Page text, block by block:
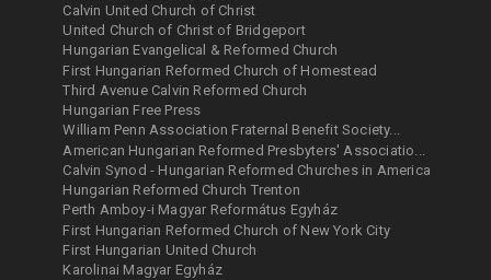
Calvin United Church of Christ
United Church of Christ of Bridgeport
Hungarian Evangelical & Reformed Church
First Hungarian Reformed Church of Homestead
Third Avenue Calvin Reformed Church
Hungarian Free Press
William Penn Association Fraternal Benefit Society...
American Hungarian Reformed Presbyters' Associatio...
Calvin Synod - Hungarian Reformed Churches in America
Hungarian Reformed Church Trenton
Perth Amboy-i Magyar Református Egyház
First Hungarian Reformed Church of New York City
First Hungarian United Church
Karolinai Magyar Egyház